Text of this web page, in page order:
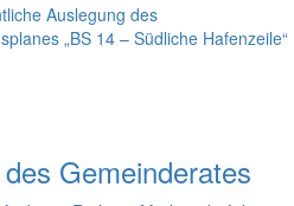
Auslegung des
„BS 14 – Südliche Hafenzeile“
Gemeinderates